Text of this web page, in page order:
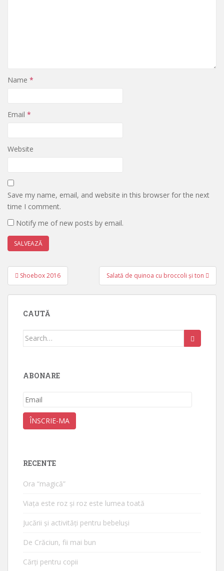
Name *
Email *
Website
Save my name, email, and website in this browser for the next
time I comment.
Notify me of new posts by email.
Post
navigation
Shoebox 2016 Salată de quinoa cu broccoli și ton
CAUTĂ
Search
ABONARE
Email
ÎNSCRIE-MA
RECENTE
Ora “magică”
Viața este roz și roz este lumea toată
Jucării și activități pentru bebeluși
De Crăciun, fii mai bun
Cărți pentru copii